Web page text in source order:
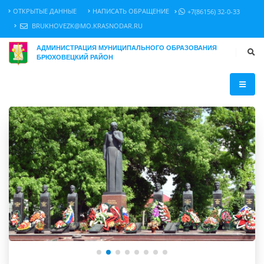
ОТКРЫТЫЕ ДАННЫЕ НАПИСАТЬ ОБРАЩЕНИЕ
+7(86156) 32-0-33
BRUKHOVEZK@MO.KRASNODAR.RU
АДМИНИСТРАЦИЯ МУНИЦИПАЛЬНОГО ОБРАЗОВАНИЯ
БРЮХОВЕЦКИЙ РАЙОН